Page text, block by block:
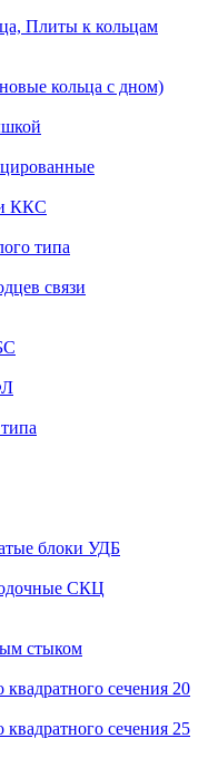
Плиты к кольцам
кольца с дном)
ККС
типа
связи
блоки УДБ
СКЦ
стыком
сечения 20
сечения 25